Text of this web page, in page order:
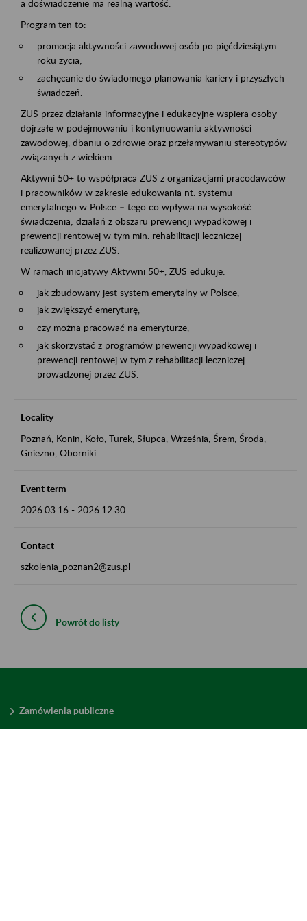
a doświadczenie ma realną wartość.
Program ten to:
promocja aktywności zawodowej osób po pięćdziesiątym
roku życia;
zachęcanie do świadomego planowania kariery i przyszłych
świadczeń.
ZUS przez działania informacyjne i edukacyjne wspiera osoby
dojrzałe w podejmowaniu i kontynuowaniu aktywności
zawodowej, dbaniu o zdrowie oraz przełamywaniu stereotypów
związanych z wiekiem.
Aktywni 50+ to współpraca ZUS z organizacjami pracodawców
i pracowników w zakresie edukowania nt. systemu
emerytalnego w Polsce – tego co wpływa na wysokość
świadczenia; działań z obszaru prewencji wypadkowej i
prewencji rentowej w tym min. rehabilitacji leczniczej
realizowanej przez ZUS.
W ramach inicjatywy Aktywni 50+, ZUS edukuje:
jak zbudowany jest system emerytalny w Polsce,
jak zwiększyć emeryturę,
czy można pracować na emeryturze,
jak skorzystać z programów prewencji wypadkowej i
prewencji rentowej w tym z rehabilitacji leczniczej
prowadzonej przez ZUS.
Locality
Poznań, Konin, Koło, Turek, Słupca, Września, Śrem, Środa,
Gniezno, Oborniki
Event term
2026.03.16 - 2026.12.30
Contact
szkolenia_poznan2@zus.pl
Powrót do listy
Zamówienia publiczne